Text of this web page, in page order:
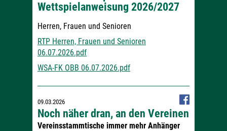
Wettspielanweisung 2026/2027
Herren, Frauen und Senioren
RTP Herren, Frauen und Senioren
06.07.2026.pdf
WSA-FK OBB 06.07.2026.pdf
09.03.2026
Noch näher dran, an den Vereinen
Vereinsstammtische immer mehr Anhänger